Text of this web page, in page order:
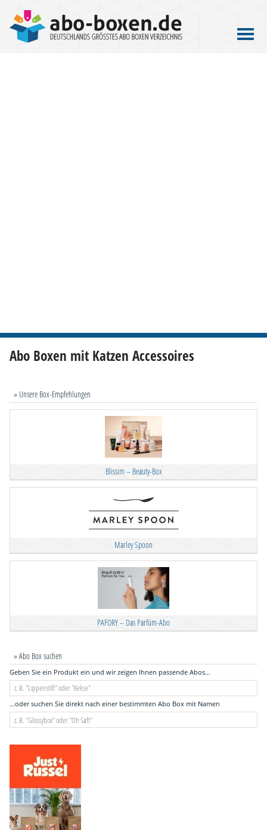
Abo Boxen mit Katzen Accessoires
» Unsere Box-Empfehlungen
Blissim – Beauty-Box
Marley Spoon
PAFORY – Das Parfüm-Abo
» Abo Box suchen
Geben Sie ein Produkt ein und wir zeigen Ihnen passende Abos...
...oder suchen Sie direkt nach einer bestimmten Abo Box mit Namen